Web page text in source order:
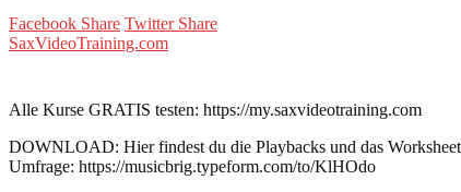
Facebook Share Twitter Share
SaxVideoTraining.com
Alle Kurse GRATIS testen: https://my.saxvideotraining.com
DOWNLOAD: Hier findest du die Playbacks und das
Umfrage: https://musicbrig.typeform.com/to/KlHOdo